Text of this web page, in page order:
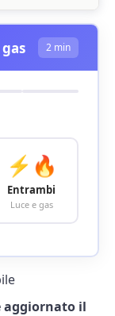
2 min
⚡🔥
Entrambi
Luce e gas
aggiornato il